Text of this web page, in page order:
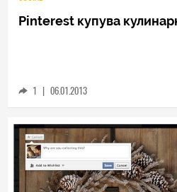
Pinterest купува
1 | 06.01.2013